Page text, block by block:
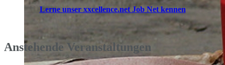
Lerne unser xxcellence.net Job Net kennen
Anstehende Veranstaltungen